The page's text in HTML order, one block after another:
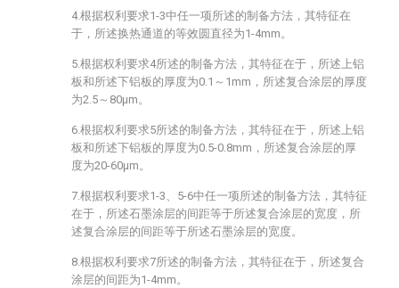
4.根据权利要求1-3中任一项所述的制备方法，其特征在
于，所述换热通道的等效圆直径为1-4mm。
5.根据权利要求4所述的制备方法，其特征在于，所述上铝
板和所述下铝板的厚度为0.1～1mm，所述复合涂层的厚度
为2.5～80μm。
6.根据权利要求5所述的制备方法，其特征在于，所述上铝
板和所述下铝板的厚度为0.5-0.8mm，所述复合涂层的厚
度为20-60μm。
7.根据权利要求1-3、5-6中任一项所述的制备方法，其特征
在于，所述石墨涂层的间距等于所述复合涂层的宽度，所
述复合涂层的间距等于所述石墨涂层的宽度。
8.根据权利要求7所述的制备方法，其特征在于，所述复合
涂层的间距为1-4mm。